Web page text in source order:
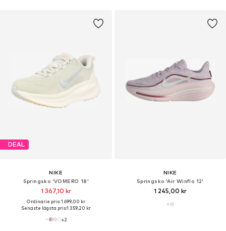
DEAL
NIKE
Springsko 'VOMERO 18'
1 367,10 kr
Ordinarie pris: 1 699,00 kr
Senaste lägsta pris:1 359,20 kr
+2
NIKE
Springsko 'Air Winflo 12'
1 245,00 kr